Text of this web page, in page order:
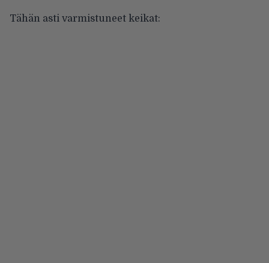
Tähän asti varmistuneet keikat: